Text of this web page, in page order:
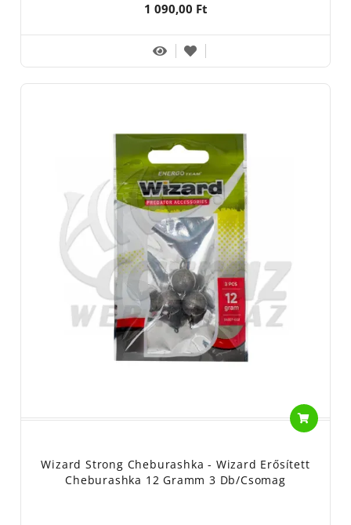
1 090,00 Ft
Wizard Strong Cheburashka - Wizard Erősített
Cheburashka 12 Gramm 3 Db/csomag